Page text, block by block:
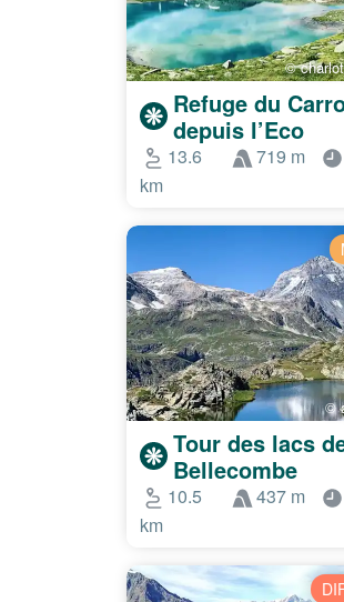
©
Refuge du
depuis l’Eco
13.6
km
719 m
©
Tour des lacs
Bellecombe
10.5
km
437 m